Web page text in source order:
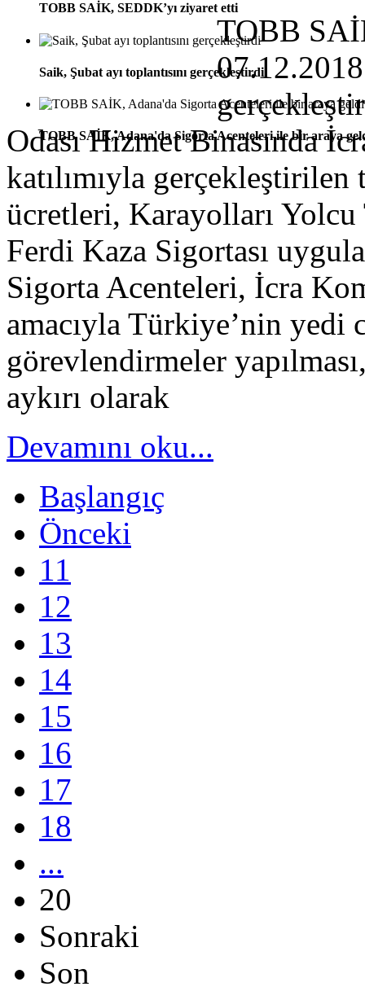
TOBB SAİK, SEDDK’yı ziyaret etti
Saik, Şubat ayı toplantısını gerçekleştirdi
TOBB SAİK, Adana'da Sigorta Acenteleri ile bir araya
TOBB
Odası Hizmet Binasında
katılımıyla
ücretleri, Karayolları Yolcu
Ferdi Kaza Sigortası
Sigorta Acenteleri, İcra
amacıyla Türkiye’nin yedi
görevlendirmeler
aykırı olarak
Devamını oku...
Başlangıç
Önceki
11
12
13
14
15
16
17
18
...
20
Sonraki
Son